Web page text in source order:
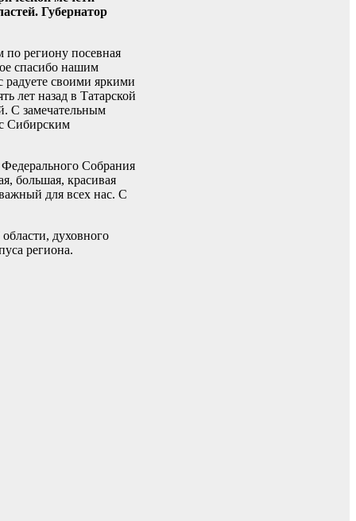
Губернатор
по региону посевная
спасибо нашим
радуете своими яркими
лет назад в Татарской
С замечательным
Сибирским
Собрания
большая, красивая
для всех нас. С
духовного
региона.